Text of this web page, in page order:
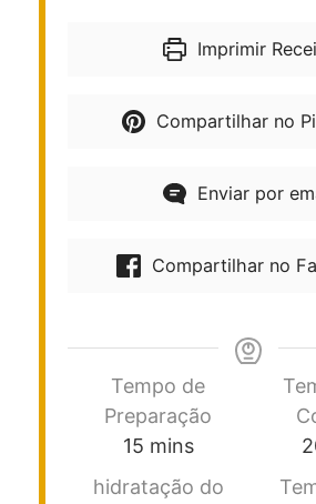
Imprimir
Compartilhar no
Enviar por
Compartilhar no
Tempo de
Preparação
15 mins
hidratação do